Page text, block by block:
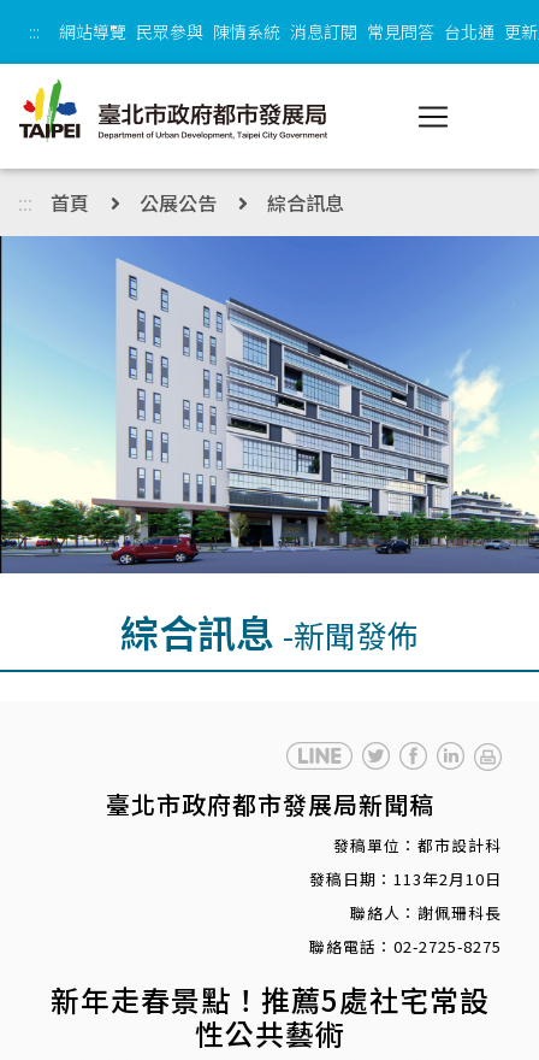
::: 網站導覽 民眾參與 陳情系統 消息訂閱 常見問答 台北通 更
::: 首頁 公展公告 綜合訊息
綜合訊息 -新聞發佈
臺北市政府都市發展局新聞稿
發稿單位：都市設計科
發稿日期：113年2月10日
聯絡人：謝佩珊科長
聯絡電話：02-2725-8275
新年走春景點！推薦5處社宅常設
性公共藝術